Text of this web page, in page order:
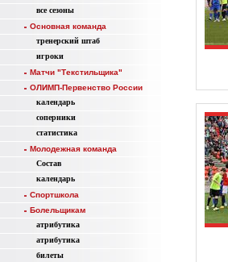
все сезоны
Основная команда
тренерский штаб
игроки
Матчи "Текстильщика"
ОЛИМП-Первенство России
календарь
соперники
статистика
Молодежная команда
Состав
календарь
Спортшкола
Болельщикам
атрибутика
атрибутика
билеты